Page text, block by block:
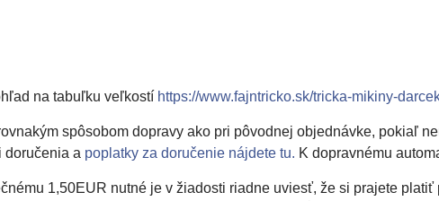
na tabuľku veľkostí https://www.fajntricko.sk/tricka-mikiny-
spôsobom dopravy ako pri pôvodnej objednávke, pokiaľ
doručenia a poplatky za doručenie nájdete tu. K dopravnému
1,50EUR nutné je v žiadosti riadne uviesť, že si prajete